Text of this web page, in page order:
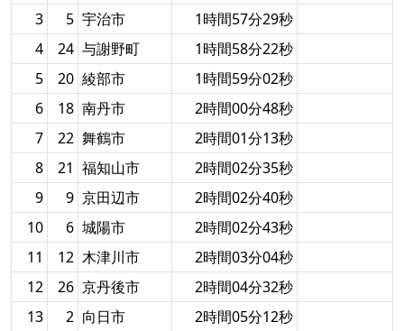
3
5 宇治市
1時間57分29秒
4
24 与謝野町
1時間58分22秒
5
20 綾部市
1時間59分02秒
6
18 南丹市
2時間00分48秒
7
22 舞鶴市
2時間01分13秒
8
21 福知山市
2時間02分35秒
9
9 京田辺市
2時間02分40秒
10
6 城陽市
2時間02分43秒
11
12 木津川市
2時間03分04秒
12
26 京丹後市
2時間04分32秒
13
2 向日市
2時間05分12秒